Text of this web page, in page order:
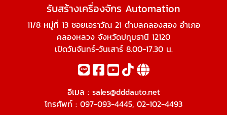
รับสร้างเครื่องจักร Automation
11/8 หมู่ที่ 13 ซอยเอราวัณ 21 ตำบลคลองสอง อำเภอ
คลองหลวง จังหวัดปทุมธานี 12120
เปิดวันจันทร์-วันเสาร์ 8.00-17.30 น.
อีเมล : sales@dddauto.net
โทรศัพท์ : 097-093-4445, 02-102-4493